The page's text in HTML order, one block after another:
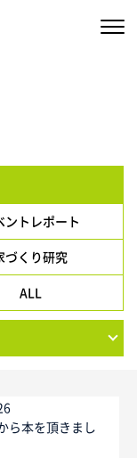
ントレポート
づくり研究
ALL
ら本を頂きまし